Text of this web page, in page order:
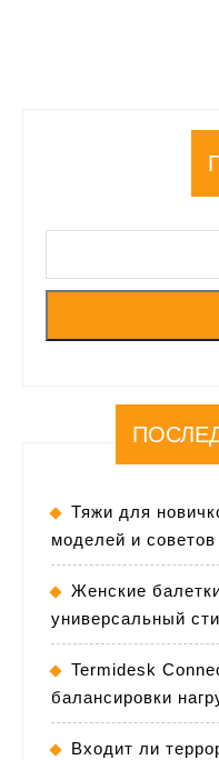
Тяжи для
моделей и
Женские
универсальный
Termidesk
балансировки
Входит ли